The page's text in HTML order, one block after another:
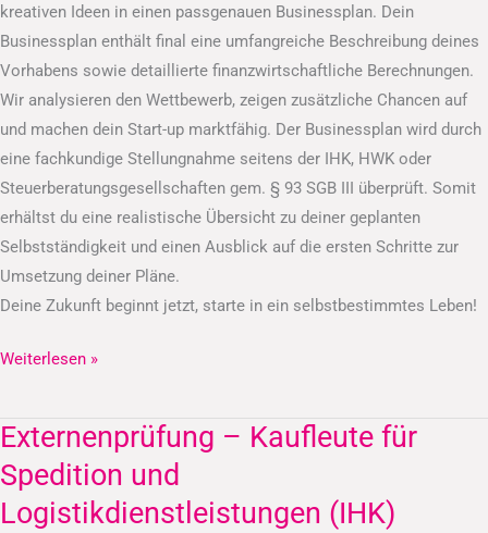
kreativen Ideen in einen passgenauen Businessplan. Dein
Businessplan enthält final eine umfangreiche Beschreibung deines
Vorhabens sowie detaillierte finanzwirtschaftliche Berechnungen.
Wir analysieren den Wettbewerb, zeigen zusätzliche Chancen auf
und machen dein Start-up marktfähig. Der Businessplan wird durch
eine fachkundige Stellungnahme seitens der IHK, HWK oder
Steuerberatungsgesellschaften gem. § 93 SGB III überprüft. Somit
erhältst du eine realistische Übersicht zu deiner geplanten
Selbstständigkeit und einen Ausblick auf die ersten Schritte zur
Umsetzung deiner Pläne.
Deine Zukunft beginnt jetzt, starte in ein selbstbestimmtes Leben!
Weiterlesen »
Externenprüfung – Kaufleute für
Spedition und
Logistikdienstleistungen (IHK)
Externenprüfung
–
Kaufleute
für